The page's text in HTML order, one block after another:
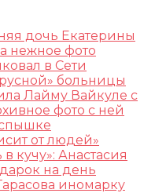
дочь Екатерины
нежное фото
в Сети
больницы
Лайму Вайкуле с
фото с ней
от людей»
кучу»: Анастасия
на день
иномарку